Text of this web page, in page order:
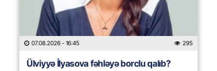
07.08.2026 - 16:45 295
Ülviyyə İlyasova fəhləyə borclu qalıb?